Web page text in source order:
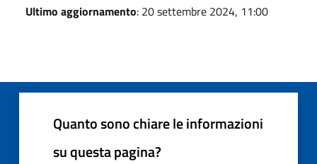
Ultimo aggiornamento: 20 settembre 2024, 11:00
Quanto sono chiare le informazioni
su questa pagina?